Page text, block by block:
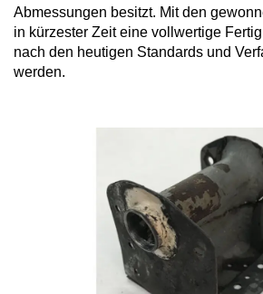
Abmessungen besitzt. Mit den
in kürzester Zeit eine vollwertige
nach den heutigen Standards und
werden.